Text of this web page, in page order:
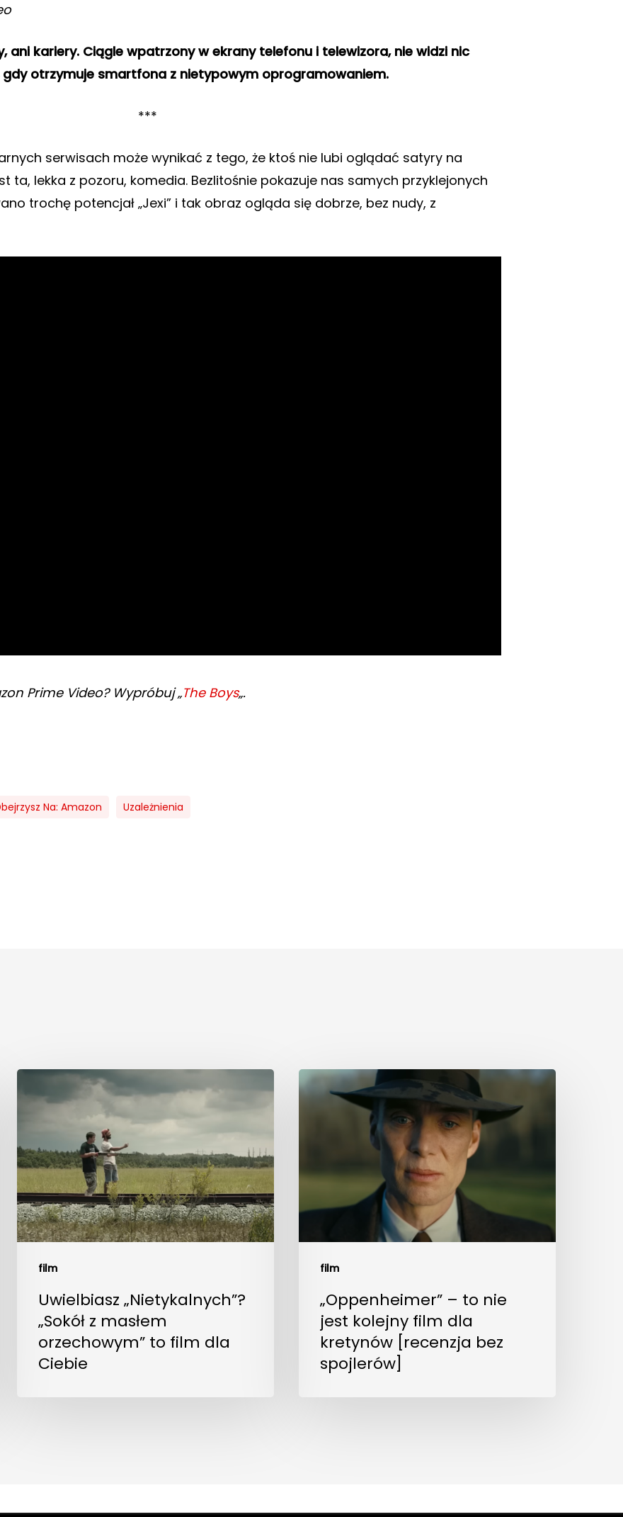
ani kariery. Ciągle wpatrzony w ekrany telefonu i telewizora, nie widzi nic
gdy otrzymuje smartfona z nietypowym oprogramowaniem.
***
serwisach może wynikać z tego, że ktoś nie lubi oglądać satyry na
ta, lekka z pozoru, komedia. Bezlitośnie pokazuje nas samych przyklejonych
trochę potencjał „Jexi” i tak obraz ogląda się dobrze, bez nudy, z
Prime Video? Wypróbuj „The Boys„.
Na: Amazon Uzależnienia
film
Uwielbiasz „Nietykalnych”?
„Sokół z masłem
orzechowym” to film dla
Ciebie
film
„Oppenheimer” – to nie
jest kolejny film dla
kretynów [recenzja bez
spojlerów]